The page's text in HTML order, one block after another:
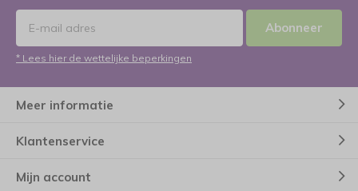
Abonneer
* Lees hier de wettelijke beperkingen
Meer informatie
Klantenservice
Mijn account